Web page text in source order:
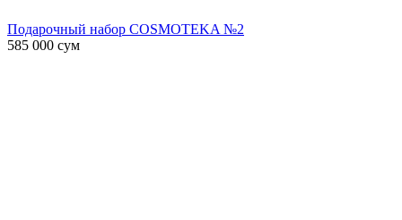
Подарочный набор COSMOTEKA №2
585 000 сум